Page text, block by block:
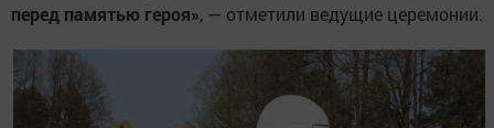
перед памятью героя», — отметили ведущие церемонии.